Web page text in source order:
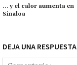
k p
ar
… y el calor aumenta en
Sinaloa
DEJA UNA RESPUESTA